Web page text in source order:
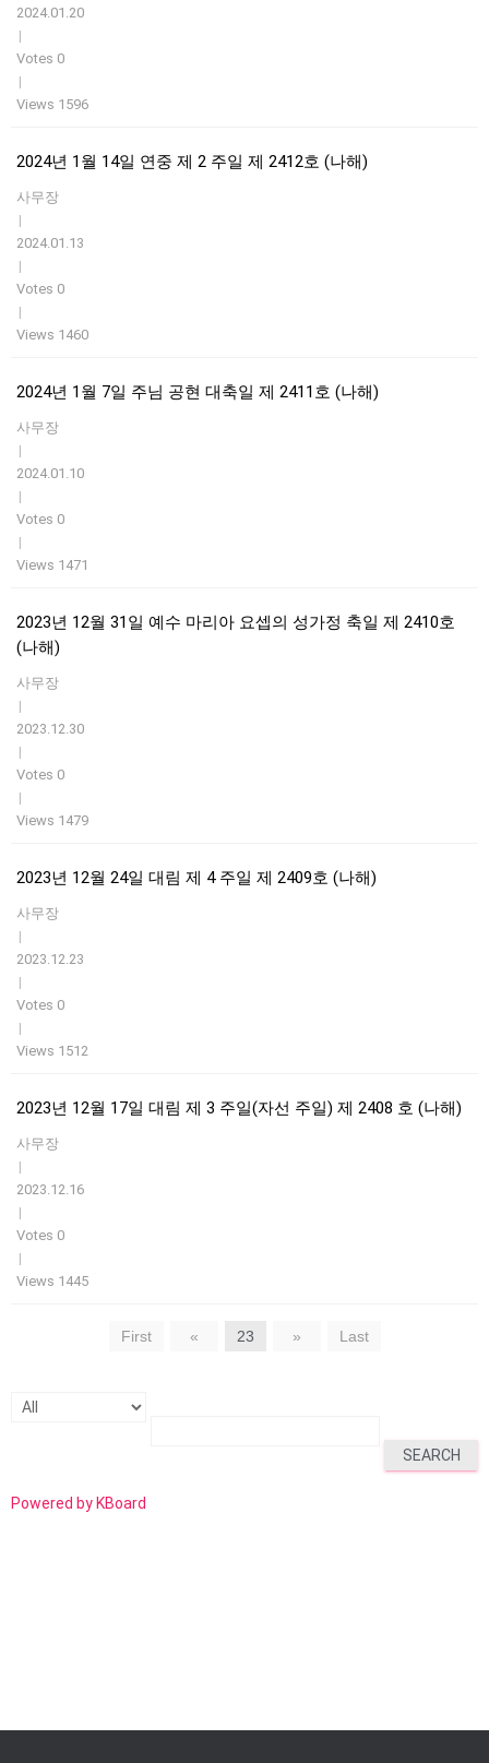
2024.01.20
|
Votes 0
|
Views 1596
2024년 1월 14일 연중 제 2 주일 제 2412호 (나해)
사무장
|
2024.01.13
|
Votes 0
|
Views 1460
2024년 1월 7일 주님 공현 대축일 제 2411호 (나해)
사무장
|
2024.01.10
|
Votes 0
|
Views 1471
2023년 12월 31일 예수 마리아 요셉의 성가정 축일 제 2410호
(나해)
사무장
|
2023.12.30
|
Votes 0
|
Views 1479
2023년 12월 24일 대림 제 4 주일 제 2409호 (나해)
사무장
|
2023.12.23
|
Votes 0
|
Views 1512
2023년 12월 17일 대림 제 3 주일(자선 주일) 제 2408 호 (나해)
사무장
|
2023.12.16
|
Votes 0
|
Views 1445
First « 23 » Last
SEARCH
Powered by KBoard